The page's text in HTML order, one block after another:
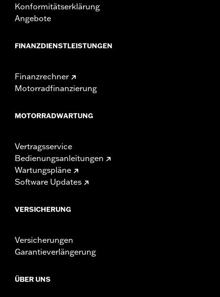
Konformitätserklärung
Angebote
FINANZDIENSTLEISTUNGEN
Finanzrechner
Motorradfinanzierung
MOTORRADWARTUNG
Vertragsservice
Bedienungsanleitungen
Wartungspläne
Software Updates
VERSICHERUNG
Versicherungen
Garantieverlängerung
ÜBER UNS